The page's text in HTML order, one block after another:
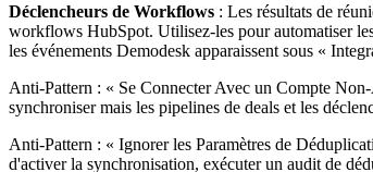
Déclencheurs de Workflows : Les résultats de
workflows HubSpot. Utilisez-les pour automatiser
les événements Demodesk apparaissent sous «
Anti-Pattern : « Se Connecter Avec un Compte
synchroniser mais les pipelines de deals et les
Anti-Pattern : « Ignorer les Paramètres de
d'activer la synchronisation, exécuter un audit de